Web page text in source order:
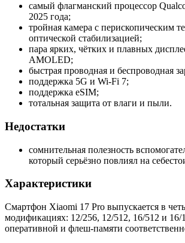
самый флагманский процессор
2025 года;
тройная камера с перископическим
оптической стабилизацией;
пара ярких, чётких и плавных
AMOLED;
быстрая проводная и беспроводная
поддержка 5G и Wi-Fi 7;
поддержка eSIM;
тотальная защита от влаги и пыли.
Недостатки
сомнительная полезность
который серьёзно повлиял на
Характеристики
Смартфон Xiaomi 17 Pro выпускается в
модификациях: 12/256, 12/512, 16/512 и 16/
оперативной и флеш-памяти